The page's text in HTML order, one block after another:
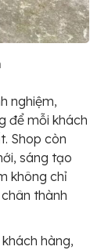
nghiệm,
để mỗi khách
Shop còn
sáng tạo
không chỉ
thành
hàng,